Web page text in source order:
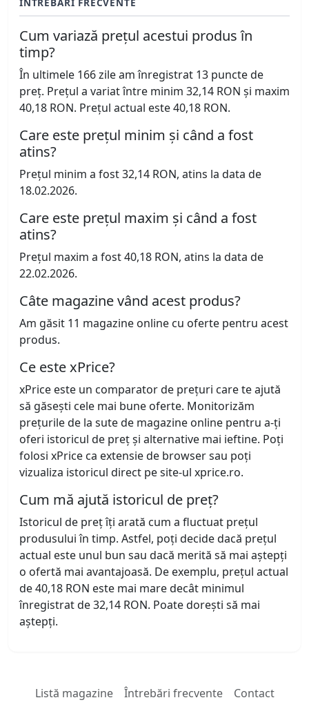
Cum variază prețul acestui produs în
timp?
În ultimele 166 zile am înregistrat 13 puncte de
preț. Prețul a variat între minim 32,14 RON și maxim
40,18 RON. Prețul actual este 40,18 RON.
Care este prețul minim și când a fost
atins?
Prețul minim a fost 32,14 RON, atins la data de
18.02.2026.
Care este prețul maxim și când a fost
atins?
Prețul maxim a fost 40,18 RON, atins la data de
22.02.2026.
Câte magazine vând acest produs?
Am găsit 11 magazine online cu oferte pentru acest
produs.
Ce este xPrice?
xPrice este un comparator de prețuri care te ajută
să găsești cele mai bune oferte. Monitorizăm
prețurile de la sute de magazine online pentru a-ți
oferi istoricul de preț și alternative mai ieftine. Poți
folosi xPrice ca extensie de browser sau poți
vizualiza istoricul direct pe site-ul xprice.ro.
Cum mă ajută istoricul de preț?
Istoricul de preț îți arată cum a fluctuat prețul
produsului în timp. Astfel, poți decide dacă prețul
actual este unul bun sau dacă merită să mai aștepți
o ofertă mai avantajoasă. De exemplu, prețul actual
de 40,18 RON este mai mare decât minimul
înregistrat de 32,14 RON. Poate dorești să mai
aștepți.
Listă magazine Întrebări frecvente Contact